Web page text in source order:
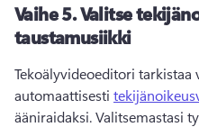
Vaihe 5.Valitse
taustamusiikki
Tekoälyvideoeditori tarkistaa
automaattisesti
ääniraidaksi. Valitsemastasi